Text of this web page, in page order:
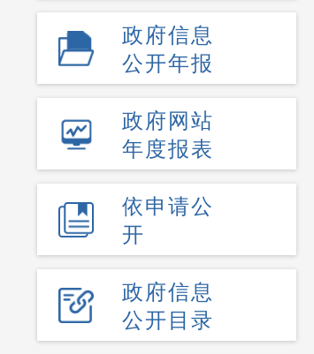
政府信息
公开年报
政府网站
年度报表
依申请公
开
政府信息
公开目录